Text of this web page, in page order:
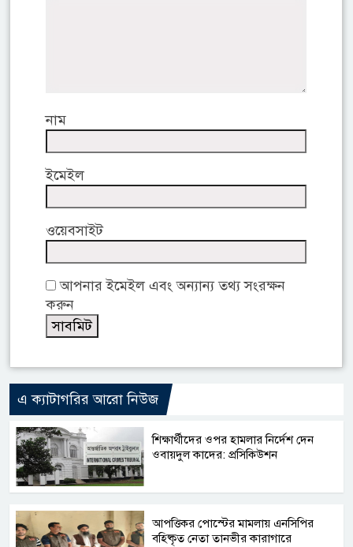
নাম
ইমেইল
ওয়েবসাইট
আপনার ইমেইল এবং অন্যান্য তথ্য সংরক্ষন
করুন
এ ক্যাটাগরির আরো নিউজ
শিক্ষার্থীদের ওপর হামলার নির্দেশ দেন
ওবায়দুল কাদের: প্রসিকিউশন
আপত্তিকর পোস্টের মামলায় এনসিপির
বহিষ্কৃত নেতা তানভীর কারাগারে